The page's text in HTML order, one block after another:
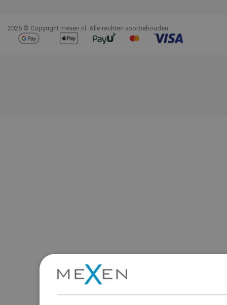
2026 © Copyright mexen.nl. Alle rechten voorbehouden.